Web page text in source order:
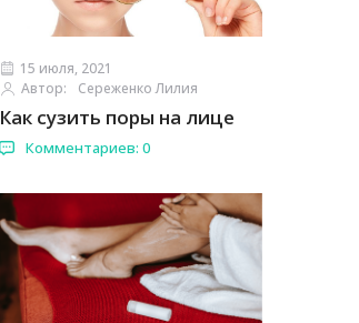
15 июля, 2021
Автор:
Сереженко Лилия
Как сузить поры на лице
Комментариев: 0